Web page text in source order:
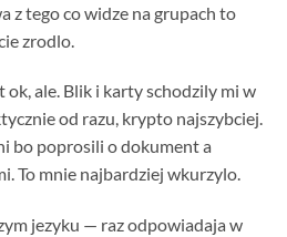
z tego co widze na grupach to
zrodlo.
ale. Blik i karty schodzily mi w
od razu, krypto najszybciej.
bo poprosili o dokument a
To mnie najbardziej wkurzylo.
jezyku — raz odpowiadaja w